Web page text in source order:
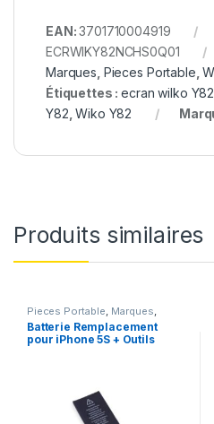
EAN:3701710004919
ECRWIKY82NCHS0Q01
Marques Pieces Portable ,
Étiquettes :ecran wilko Y82
Y82 ,Wiko Y82
Produits similaires
Pieces Portable Marques
Apple iPhone 5s Batteries et
chargeurs,Batteries Apple
Batterie Remplacement
pour iPhone 5S + Outils